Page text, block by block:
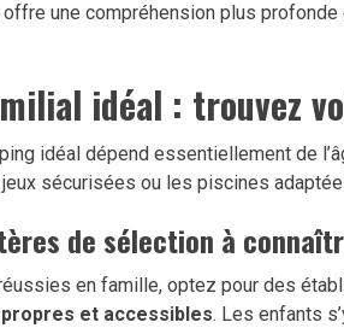
offre une compréhension plus
idéal : trouvez
idéal dépend essentiellement de
sécurisées ou les piscines
de sélection à
en famille, optez pour des
et accessibles. Les enfants